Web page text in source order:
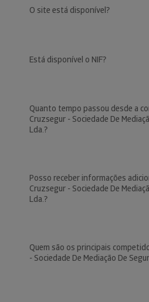
O site está disponível?
Está disponível o NIF?
Quanto tempo passou desde a
Cruzsegur - Sociedade De
Lda.?
Posso receber informações
Cruzsegur - Sociedade De
Lda.?
Quem são os principais
- Sociedade De Mediação De